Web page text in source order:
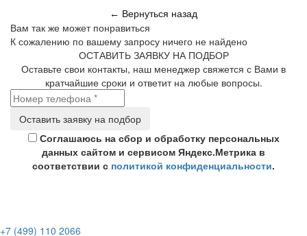
← Вернуться назад
Вам так же может понравиться
К сожалению по вашему запросу ничего не найдено
ОСТАВИТЬ ЗАЯВКУ НА ПОДБОР
Оставьте свои контакты, наш менеджер свяжется с Вами в
кратчайшие сроки и ответит на любые вопросы.
Соглашаюсь на сбор и обработку персональных
данных сайтом и сервисом Яндекс.Метрика в
соответствии с политикой конфиденциальности.
+7 (499) 110 2066